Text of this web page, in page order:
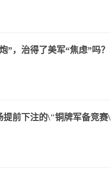
”，治得了美军“焦虑”吗？
前下注的\"铜牌军备竞赛\"